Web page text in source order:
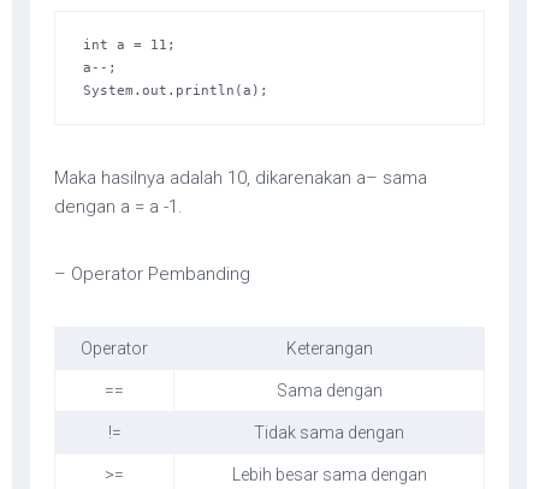
int a = 11;
a--;
System.out.println(a);
Maka hasilnya adalah 10, dikarenakan a– sama
dengan a = a -1.
– Operator Pembanding
Operator Keterangan
== Sama dengan
!= Tidak sama dengan
>= Lebih besar sama dengan